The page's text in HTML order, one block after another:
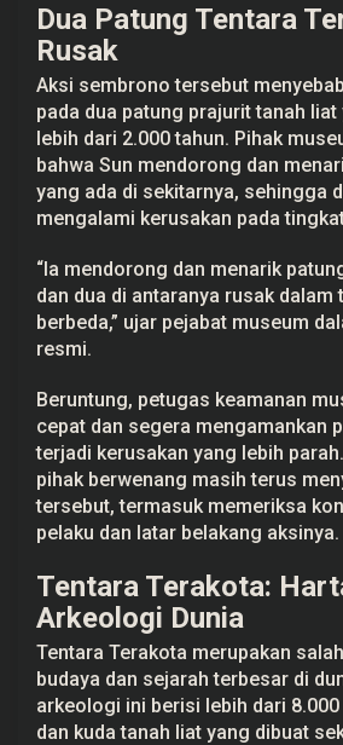
0
T
a
h
u
n
Dua Patung Tentara
Rusak
Aksi sembrono tersebut
pada dua patung prajurit tanah
lebih dari 2.000 tahun. Pihak
bahwa Sun mendorong dan
yang ada di sekitarnya, sehingga
mengalami kerusakan pada
“Ia mendorong dan menarik
dan dua di antaranya rusak dalam
berbeda,” ujar pejabat museum
resmi.
Beruntung, petugas keamanan
cepat dan segera mengamankan
terjadi kerusakan yang lebih
pihak berwenang masih terus
tersebut, termasuk memeriksa
pelaku dan latar belakang aksinya.
Tentara Terakota:
Arkeologi Dunia
Tentara Terakota merupakan
budaya dan sejarah terbesar di
arkeologi ini berisi lebih dari
dan kuda tanah liat yang dibuat